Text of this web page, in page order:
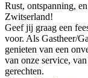
Rust, ontspanning,
Zwitserland!
Geef jij graag een
voor. Als Gastheer/
genieten van een
van onze service,
gerechten.